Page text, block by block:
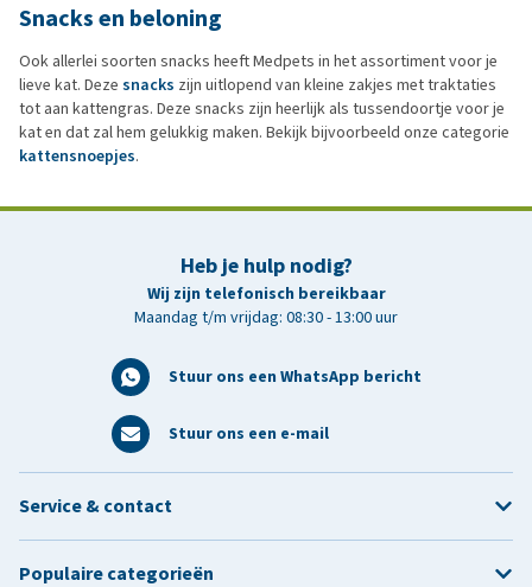
Snacks en beloning
Ook allerlei soorten snacks heeft Medpets in het assortiment voor je
lieve kat. Deze snacks zijn uitlopend van kleine zakjes met traktaties
tot aan kattengras. Deze snacks zijn heerlijk als tussendoortje voor je
kat en dat zal hem gelukkig maken. Bekijk bijvoorbeeld onze categorie
kattensnoepjes.
Heb je hulp nodig?
Wij zijn telefonisch bereikbaar
Maandag t/m vrijdag: 08:30 - 13:00 uur
Stuur ons een WhatsApp bericht
Stuur ons een e-mail
Service & contact
Populaire categorieën